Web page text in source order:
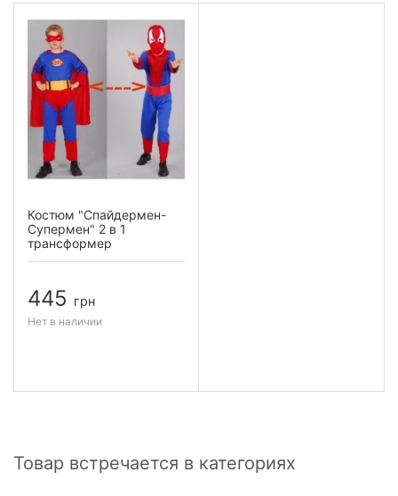
Костюм "Спайдермен-
Супермен" 2 в 1
трансформер
445 грн
Нет в наличии
Товар встречается в категориях